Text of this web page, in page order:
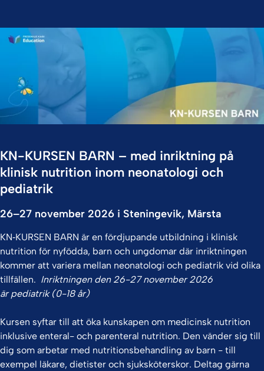
KN-KURSEN BARN – med inriktning på
klinisk nutrition inom neonatologi och
pediatrik
26–27 november 2026 i Steningevik, Märsta
KN‑KURSEN BARN är en fördjupande utbildning i klinisk
nutrition för nyfödda, barn och ungdomar där inriktningen
kommer att variera mellan neonatologi och pediatrik vid olika
tillfällen. Inriktningen den 26-27 november 2026
är pediatrik (0-18 år)
Kursen syftar till att öka kunskapen om medicinsk nutrition
inklusive enteral- och parenteral nutrition. Den vänder sig till
dig som arbetar med nutritionsbehandling av barn - till
exempel läkare, dietister och sjuksköterskor. Deltag gärna